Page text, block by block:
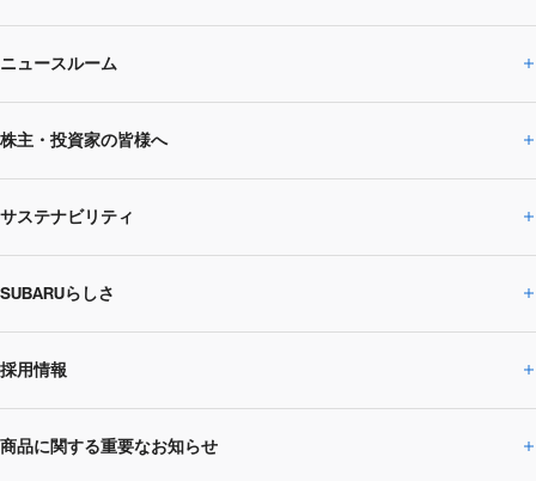
企業情報トップ
SUBARUのありたい姿
SUBARU 2025方針
事業所・関係会社
ニュースルーム
ニュースルームトップ
ニュースリリース
閉じる
株主・投資家の皆様へ
株主・投資家の皆様へトップ
企業・経営
IRライブラリー
株主・投資家サポート
サステナビリティ
サステナビリティトップ
CEOサステナビリティ
環境
SUBARUらしさ
SUBARUらしさトップ
SUBARUびと
採用情報
採用情報トップ
商品に関する重要なお知らせ